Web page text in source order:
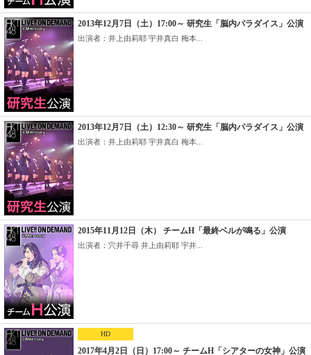
2013年12月7日（土）17:00～ 研究生「脳内パラダイス」公演
出演者：井上由莉耶 宇井真白 梅本...
2013年12月7日（土）12:30～ 研究生「脳内パラダイス」公演
出演者：井上由莉耶 宇井真白 梅本...
2015年11月12日（木） チームH「最終ベルが鳴る」公演
出演者：穴井千尋 井上由莉耶 宇井...
HD
2017年4月2日（日）17:00～ チームH「シアターの女神」公演